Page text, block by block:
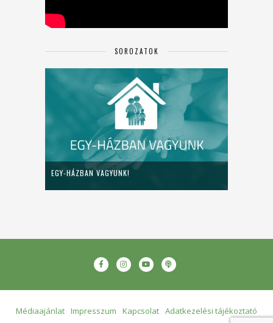
SOROZATOK
EGY-HÁZBAN VAGYUNK!
Médiaajánlat Impresszum Kapcsolat Adatkezelési tájékoztató